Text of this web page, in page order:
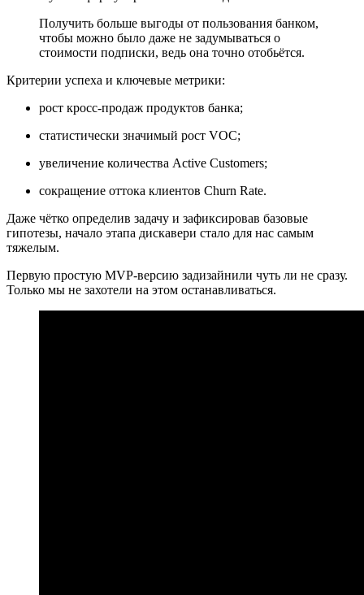
Получить больше выгоды от пользования банком,
чтобы можно было даже не задумываться о
стоимости подписки, ведь она точно отобьётся.
Критерии успеха и ключевые метрики:
рост кросс-продаж продуктов банка;
статистически значимый рост VOC;
увеличение количества Active Customers;
сокращение оттока клиентов Churn Rate.
Даже чётко определив задачу и зафиксировав базовые
гипотезы, начало этапа дискавери стало для нас самым
тяжелым.
Первую простую MVP-версию задизайнили чуть ли не сразу.
Только мы не захотели на этом останавливаться.